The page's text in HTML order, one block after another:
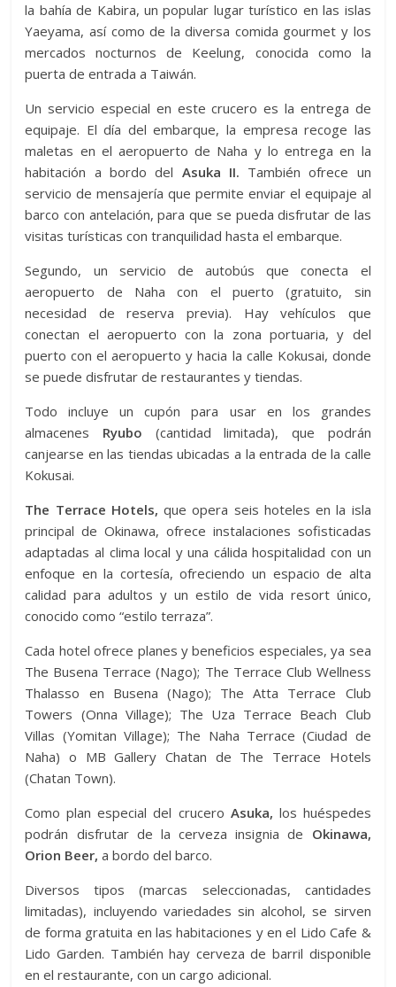
la bahía de Kabira, un popular lugar turístico en las islas
Yaeyama, así como de la diversa comida gourmet y los
mercados nocturnos de Keelung, conocida como la
puerta de entrada a Taiwán.
Un servicio especial en este crucero es la entrega de
equipaje. El día del embarque, la empresa recoge las
maletas en el aeropuerto de Naha y lo entrega en la
habitación a bordo del Asuka II. También ofrece un
servicio de mensajería que permite enviar el equipaje al
barco con antelación, para que se pueda disfrutar de las
visitas turísticas con tranquilidad hasta el embarque.
Segundo, un servicio de autobús que conecta el
aeropuerto de Naha con el puerto (gratuito, sin
necesidad de reserva previa). Hay vehículos que
conectan el aeropuerto con la zona portuaria, y del
puerto con el aeropuerto y hacia la calle Kokusai, donde
se puede disfrutar de restaurantes y tiendas.
Todo incluye un cupón para usar en los grandes
almacenes Ryubo (cantidad limitada), que podrán
canjearse en las tiendas ubicadas a la entrada de la calle
Kokusai.
The Terrace Hotels, que opera seis hoteles en la isla
principal de Okinawa, ofrece instalaciones sofisticadas
adaptadas al clima local y una cálida hospitalidad con un
enfoque en la cortesía, ofreciendo un espacio de alta
calidad para adultos y un estilo de vida resort único,
conocido como “estilo terraza”.
Cada hotel ofrece planes y beneficios especiales, ya sea
The Busena Terrace (Nago); The Terrace Club Wellness
Thalasso en Busena (Nago); The Atta Terrace Club
Towers (Onna Village); The Uza Terrace Beach Club
Villas (Yomitan Village); The Naha Terrace (Ciudad de
Naha) o MB Gallery Chatan de The Terrace Hotels
(Chatan Town).
Como plan especial del crucero Asuka, los huéspedes
podrán disfrutar de la cerveza insignia de Okinawa,
Orion Beer, a bordo del barco.
Diversos tipos (marcas seleccionadas, cantidades
limitadas), incluyendo variedades sin alcohol, se sirven
de forma gratuita en las habitaciones y en el Lido Cafe &
Lido Garden. También hay cerveza de barril disponible
en el restaurante, con un cargo adicional.